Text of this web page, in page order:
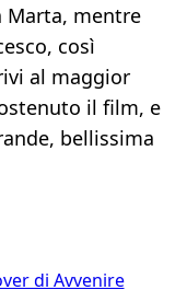
Marta, mentre
così
al maggior
il film, e
bellissima
di Avvenire